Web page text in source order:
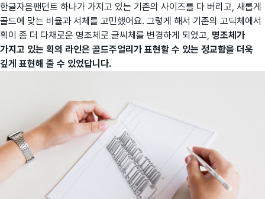
한글자음팬던트 하나가 가지고 있는 기존의 사이즈를 다 버리고, 새롭게
골드에 맞는 비율과 서체를 고민했어요. 그렇게 해서 기존의 고딕체에서
획이 좀 더 다채로운 명조체로 글씨체를 변경하게 되었고, 명조체가
가지고 있는 획의 라인은 골드주얼리가 표현할 수 있는 정교함을 더욱
깊게 표현해 줄 수 있었답니다.